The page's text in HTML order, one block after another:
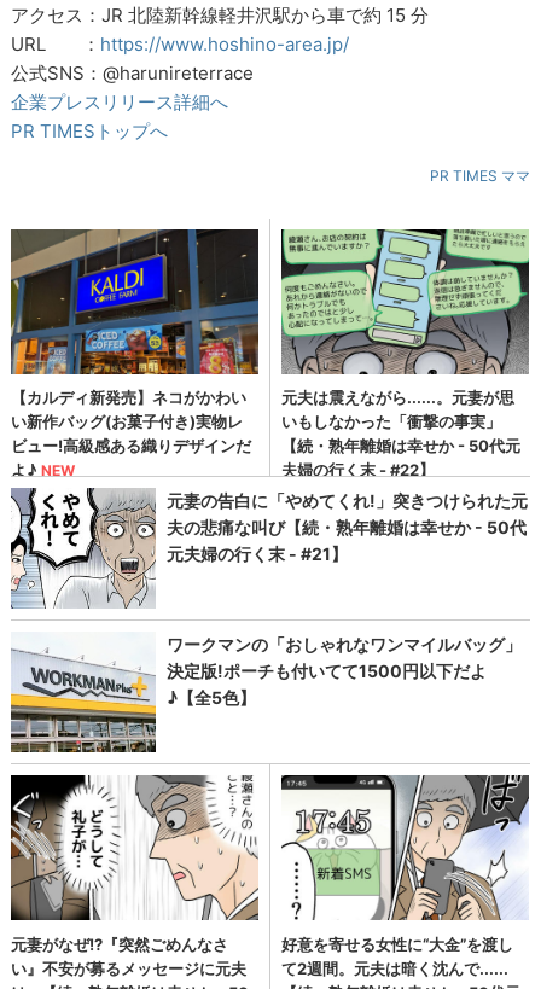
アクセス：JR 北陸新幹線軽井沢駅から車で約 15 分
URL ： https://www.hoshino-area.jp/
公式SNS：@harunireterrace
企業プレスリリース詳細へ
PR TIMESトップへ
PR TIMES ママ